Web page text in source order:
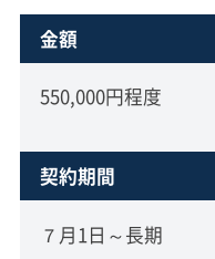
金額
550,000円程度
契約期間
７月1日～長期